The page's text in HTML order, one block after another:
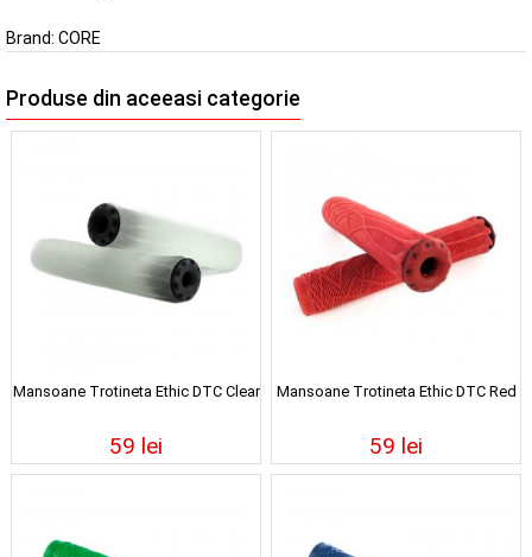
Brand: CORE
Produse din aceeasi categorie
Mansoane Trotineta Ethic DTC Clear
59 lei
Mansoane Trotineta Ethic DTC Red
59 lei